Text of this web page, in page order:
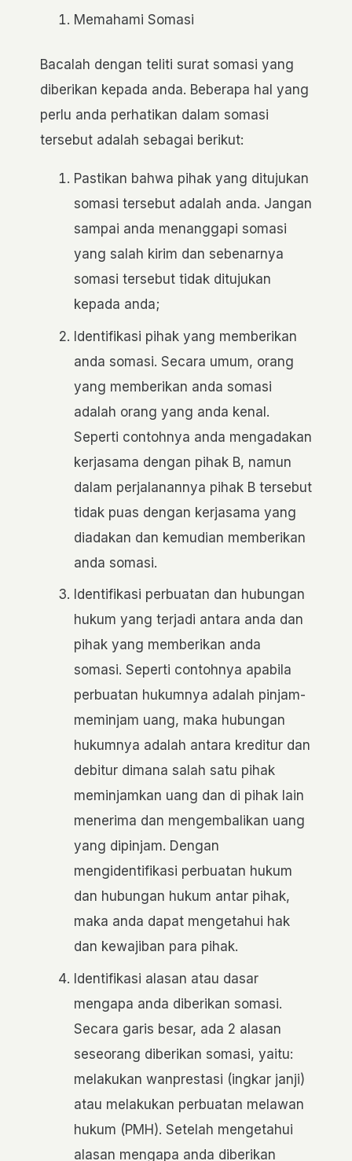
Memahami Somasi
Bacalah dengan teliti surat somasi yang
diberikan kepada anda. Beberapa hal yang
perlu anda perhatikan dalam somasi
tersebut adalah sebagai berikut:
Pastikan bahwa pihak yang ditujukan
somasi tersebut adalah anda. Jangan
sampai anda menanggapi somasi
yang salah kirim dan sebenarnya
somasi tersebut tidak ditujukan
kepada anda;
Identifikasi pihak yang memberikan
anda somasi. Secara umum, orang
yang memberikan anda somasi
adalah orang yang anda kenal.
Seperti contohnya anda mengadakan
kerjasama dengan pihak B, namun
dalam perjalanannya pihak B tersebut
tidak puas dengan kerjasama yang
diadakan dan kemudian memberikan
anda somasi.
Identifikasi perbuatan dan hubungan
hukum yang terjadi antara anda dan
pihak yang memberikan anda
somasi. Seperti contohnya apabila
perbuatan hukumnya adalah pinjam-
meminjam uang, maka hubungan
hukumnya adalah antara kreditur dan
debitur dimana salah satu pihak
meminjamkan uang dan di pihak lain
menerima dan mengembalikan uang
yang dipinjam. Dengan
mengidentifikasi perbuatan hukum
dan hubungan hukum antar pihak,
maka anda dapat mengetahui hak
dan kewajiban para pihak.
Identifikasi alasan atau dasar
mengapa anda diberikan somasi.
Secara garis besar, ada 2 alasan
seseorang diberikan somasi, yaitu:
melakukan wanprestasi (ingkar janji)
atau melakukan perbuatan melawan
hukum (PMH). Setelah mengetahui
alasan mengapa anda diberikan